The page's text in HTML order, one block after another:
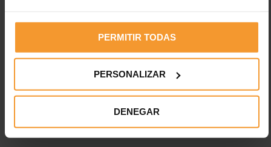
PERMITIR TODAS
PERSONALIZAR
DENEGAR
prevención
aseguradoras por la pintura a los talleres madrileños
Diagnóstico en el taller del funcionamiento del aire
acondicionado: consejos clave
Síguenos